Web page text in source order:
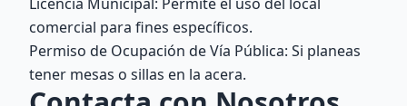
comercial para fines específicos.
Permiso de Ocupación de Vía Pública: Si planeas
tener mesas o sillas en la acera.